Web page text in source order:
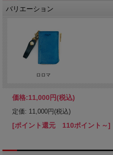
バリエーション
ロロマ
価格:11,000円(税込)
定価: 11,000円(税込)
[ポイント還元 110ポイント～]